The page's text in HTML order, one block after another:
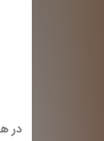
در